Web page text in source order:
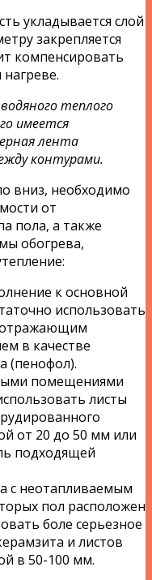
укладывается слой
закрепляется
компенсировать
теплого
имеется
лента
контурами.
вниз, необходимо
от
пола, а также
обогрева,
к основной
использовать
отражающим
в качестве
(пенофол).
помещениями
листы
от 20 до 50 мм или
подходящей
с неотапливаемым
пол расположен
боле серьезное
и листов
в 50-100 мм.